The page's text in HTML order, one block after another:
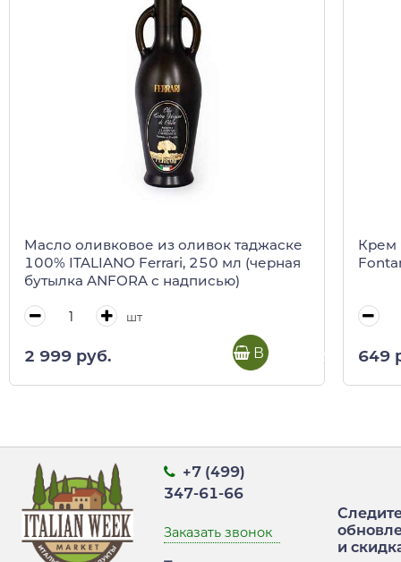
Масло оливковое из оливок таджаске
100% ITALIANO Ferrari, 250 мл (черная
бутылка ANFORA с надписью)
шт
2 999 руб. В корзину
Крем
649
+7 (499)
347-61-66
Заказать звонок
и